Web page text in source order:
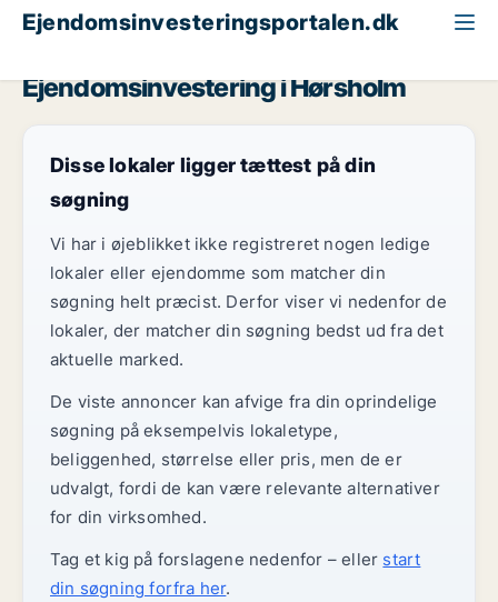
Ejendomsinvesteringsportalen.dk
Ejendomsinvestering i Hørsholm
Disse lokaler ligger tættest på din
søgning
Vi har i øjeblikket ikke registreret nogen ledige
lokaler eller ejendomme som matcher din
søgning helt præcist. Derfor viser vi nedenfor de
lokaler, der matcher din søgning bedst ud fra det
aktuelle marked.
De viste annoncer kan afvige fra din oprindelige
søgning på eksempelvis lokaletype,
beliggenhed, størrelse eller pris, men de er
udvalgt, fordi de kan være relevante alternativer
for din virksomhed.
Tag et kig på forslagene nedenfor – eller start
din søgning forfra her.